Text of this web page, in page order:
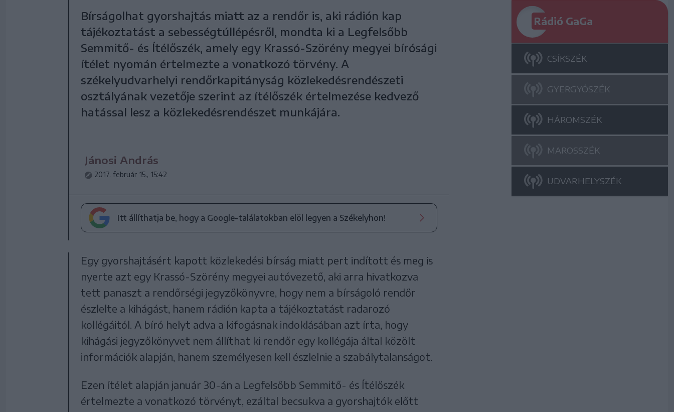
Bírságolhat gyorshajtás miatt az a rendőr is, aki rádión kap
tájékoztatást a sebességtúllépésről, mondta ki a Legfelsőbb
Semmitő- és Ítélőszék, amely egy Krassó-Szörény megyei bírósági
ítélet nyomán értelmezte a vonatkozó törvény. A
székelyudvarhelyi rendőrkapitányság közlekedésrendészeti
osztályának vezetője szerint az ítélőszék értelmezése kedvező
hatással lesz a közlekedésrendészet munkájára.
Jánosi András
2017. február 15., 15:42
Itt állíthatja be, hogy a Google-találatokban elöl legyen a Székelyhon!
Egy gyorshajtásért kapott közlekedési bírság miatt pert indított és meg is
nyerte azt egy Krassó-Szörény megyei autóvezető, aki arra hivatkozva
tett panaszt a rendőrségi jegyzőkönyvre, hogy nem a bírságoló rendőr
észlelte a kihágást, hanem rádión kapta a tájékoztatást radarozó
kollégáitól. A bíró helyt adva a kifogásnak indoklásában azt írta, hogy
kihágási jegyzőkönyvet nem állíthat ki rendőr egy kollégája által közölt
információk alapján, hanem személyesen kell észlelnie a szabálytalanságot.
Ezen ítélet alapján január 30-án a Legfelsőbb Semmitő- és Ítélőszék
értelmezte a vonatkozó törvényt, ezáltal becsukva a gyorshajtók előtt
Rádió GaGa
CSÍKSZÉK
GYERGYÓSZÉK
HÁROMSZÉK
MAROSSZÉK
UDVARHELYSZÉK